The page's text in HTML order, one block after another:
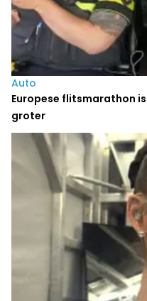
Auto
Europese flitsmarathon
groter